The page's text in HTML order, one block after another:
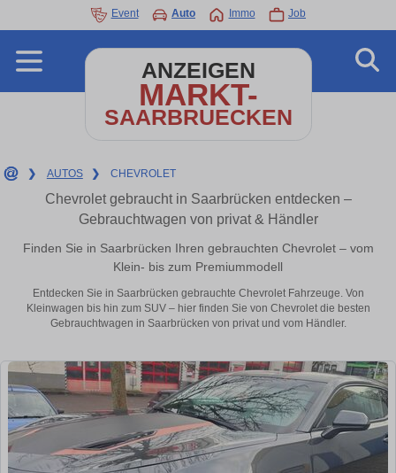
Event Auto Immo Job
ANZEIGEN
MARKT-
SAARBRUECKEN
❯ AUTOS ❯ CHEVROLET
Chevrolet gebraucht in Saarbrücken entdecken –
Gebrauchtwagen von privat & Händler
Finden Sie in Saarbrücken Ihren gebrauchten Chevrolet – vom
Klein- bis zum Premiummodell
Entdecken Sie in Saarbrücken gebrauchte Chevrolet Fahrzeuge. Von
Kleinwagen bis hin zum SUV – hier finden Sie von Chevrolet die besten
Gebrauchtwagen in Saarbrücken von privat und vom Händler.